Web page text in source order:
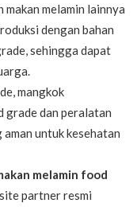
melamin lainnya
dengan bahan
sehingga dapat
mangkok
grade dan peralatan
untuk kesehatan
melamin food
partner resmi